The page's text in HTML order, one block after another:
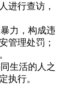
进行查访，
力，构成违
管理处罚；
生活的人之
执行。